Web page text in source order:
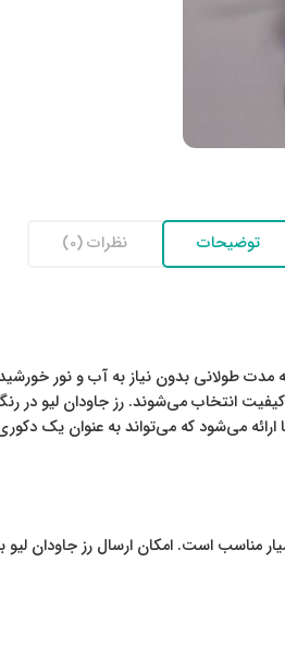
توضیحات نظرات (0)
بدون نیاز به آب و نور خورشید
انتخاب می‌شوند. رز جاودان لیو
می‌شود که می‌تواند به عنوان یک
است. امکان ارسال رز جاودان لیو